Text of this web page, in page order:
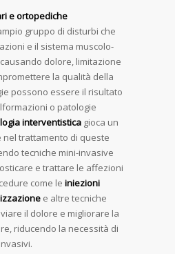
e ortopediche
gruppo di disturbi che
e il sistema muscolo-
dolore, limitazione
la qualità della
possono essere il risultato
o patologie
interventistica gioca un
trattamento di queste
tecniche mini-invasive
e trattare le affezioni
come le iniezioni
e altre tecniche
il dolore e migliorare la
riducendo la necessità di